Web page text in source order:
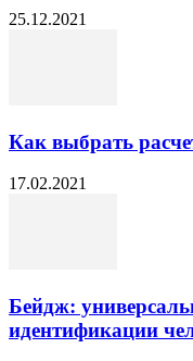
25.12.2021
Как выбрать
17.02.2021
Бейдж:
идентификации